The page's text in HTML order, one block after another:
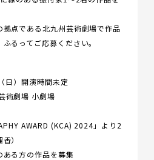
点である北九州芸術劇場で作品
るってご応募ください。
日）開演時間未定
術劇場 小劇場
AWARD (KCA) 2024」より2
）
る方の作品を募集